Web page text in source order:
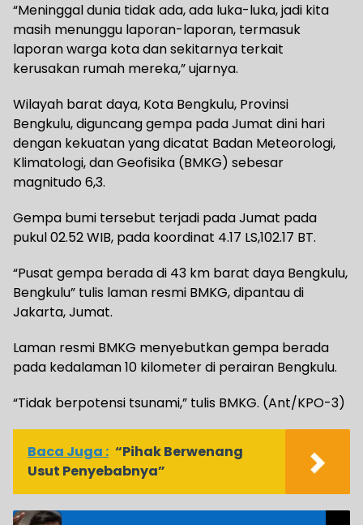
“Meninggal dunia tidak ada, ada luka-luka, jadi kita
masih menunggu laporan-laporan, termasuk
laporan warga kota dan sekitarnya terkait
kerusakan rumah mereka,” ujarnya.
Wilayah barat daya, Kota Bengkulu, Provinsi
Bengkulu, diguncang gempa pada Jumat dini hari
dengan kekuatan yang dicatat Badan Meteorologi,
Klimatologi, dan Geofisika (BMKG) sebesar
magnitudo 6,3.
Gempa bumi tersebut terjadi pada Jumat pada
pukul 02.52 WIB, pada koordinat 4.17 LS,102.17 BT.
“Pusat gempa berada di 43 km barat daya Bengkulu,
Bengkulu” tulis laman resmi BMKG, dipantau di
Jakarta, Jumat.
Laman resmi BMKG menyebutkan gempa berada
pada kedalaman 10 kilometer di perairan Bengkulu.
“Tidak berpotensi tsunami,” tulis BMKG. (Ant/KPO-3)
Baca Juga : “Pihak Berwenang
Usut Penyebabnya”